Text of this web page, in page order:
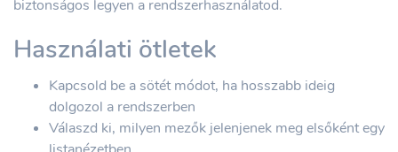
biztonságos legyen a rendszerhasználatod.
Használati ötletek
Kapcsold be a sötét módot, ha hosszabb ideig
dolgozol a rendszerben
Válaszd ki, milyen mezők jelenjenek meg elsőként egy